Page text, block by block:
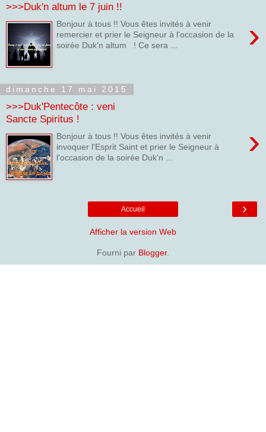
>>>Duk'n altum le 7 juin !!
›
Bonjour à tous !! Vous êtes invités à venir
remercier et prier le Seigneur à l'occasion de la
soirée Duk'n altum ! Ce sera ...
dimanche 17 mai 2015
>>>Duk'Pentecôte : veni
Sancte Spiritus !
›
Bonjour à tous !! Vous êtes invités à venir
invoquer l'Esprit Saint et prier le Seigneur à
l'occasion de la soirée Duk'n ...
›
Accueil
Afficher la version Web
Fourni par Blogger.